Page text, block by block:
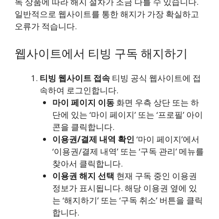
일반적으로 웹사이트를 통한 해지가 가장 확실하고
오류가 적습니다.
웹사이트에서 티빙 구독 해지하기
티빙 웹사이트 접속 티빙 공식 웹사이트에 접
속하여 로그인합니다.
마이 페이지 이동화면 우측 상단 또는 하
단에 있는 ‘마이 페이지’ 또는 ‘프로필’ 아이
콘을 클릭합니다.
이용권/결제 내역 확인 ‘마이 페이지’에서
‘이용권/결제 내역’ 또는 ‘구독 관리’ 메뉴를
찾아서 클릭합니다.
이용권 해지 선택 현재 구독 중인 이용권
정보가 표시됩니다. 해당 이용권 옆에 있
는 ‘해지하기’ 또는 ‘구독 취소’ 버튼을 클릭
합니다.